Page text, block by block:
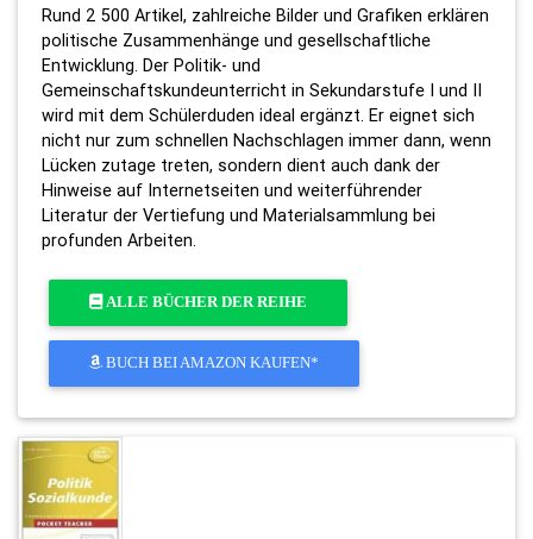
Rund 2 500 Artikel, zahlreiche Bilder und Grafiken erklären
politische Zusammenhänge und gesellschaftliche
Entwicklung. Der Politik- und
Gemeinschaftskundeunterricht in Sekundarstufe I und II
wird mit dem Schülerduden ideal ergänzt. Er eignet sich
nicht nur zum schnellen Nachschlagen immer dann, wenn
Lücken zutage treten, sondern dient auch dank der
Hinweise auf Internetseiten und weiterführender
Literatur der Vertiefung und Materialsammlung bei
profunden Arbeiten.
ALLE BÜCHER DER REIHE
BUCH BEI AMAZON KAUFEN*